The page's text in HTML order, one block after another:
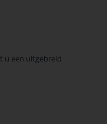
u een uitgebreid